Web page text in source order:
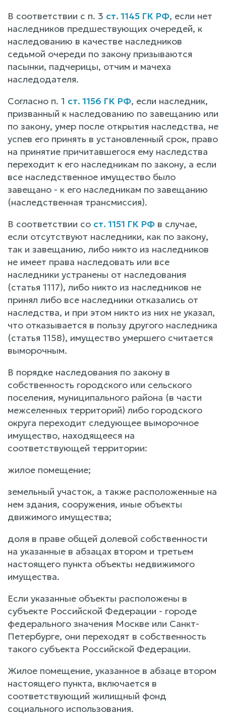
В соответствии с п. 3 ст. 1145 ГК РФ, если нет
наследников предшествующих очередей, к
наследованию в качестве наследников
седьмой очереди по закону призываются
пасынки, падчерицы, отчим и мачеха
наследодателя.
Согласно п. 1 ст. 1156 ГК РФ, если наследник,
призванный к наследованию по завещанию или
по закону, умер после открытия наследства, не
успев его принять в установленный срок, право
на принятие причитавшегося ему наследства
переходит к его наследникам по закону, а если
все наследственное имущество было
завещано - к его наследникам по завещанию
(наследственная трансмиссия).
В соответствии со ст. 1151 ГК РФ в случае,
если отсутствуют наследники, как по закону,
так и завещанию, либо никто из наследников
не имеет права наследовать или все
наследники устранены от наследования
(статья 1117), либо никто из наследников не
принял либо все наследники отказались от
наследства, и при этом никто из них не указал,
что отказывается в пользу другого наследника
(статья 1158), имущество умершего считается
выморочным.
В порядке наследования по закону в
собственность городского или сельского
поселения, муниципального района (в части
межселенных территорий) либо городского
округа переходит следующее выморочное
имущество, находящееся на
соответствующей территории:
жилое помещение;
земельный участок, а также расположенные на
нем здания, сооружения, иные объекты
движимого имущества;
доля в праве общей долевой собственности
на указанные в абзацах втором и третьем
настоящего пункта объекты недвижимого
имущества.
Если указанные объекты расположены в
субъекте Российской Федерации - городе
федерального значения Москве или Санкт-
Петербурге, они переходят в собственность
такого субъекта Российской Федерации.
Жилое помещение, указанное в абзаце втором
настоящего пункта, включается в
соответствующий жилищный фонд
социального использования.